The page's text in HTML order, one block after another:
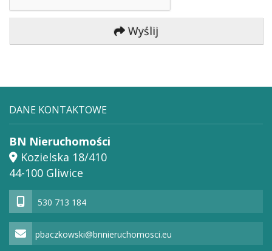
Wyślij
DANE KONTAKTOWE
BN Nieruchomości
Kozielska 18/410
44-100 Gliwice
530 713 184
pbaczkowski@bnnieruchomosci.eu